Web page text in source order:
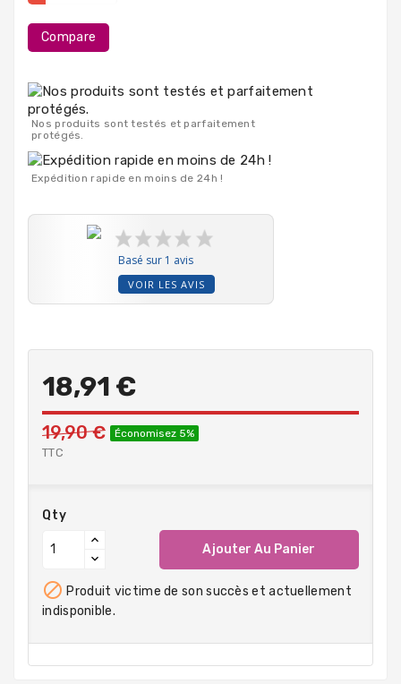
Compare
Nos produits sont testés et parfaitement
protégés.
Expédition rapide en moins de 24h !
Basé sur 1 avis
VOIR LES AVIS
18,91 €
19,90 € Économisez 5%
TTC
Qty
Ajouter Au Panier
 Produit victime de son succès et actuellement
indisponible.